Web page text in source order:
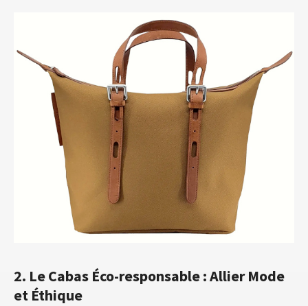
2. Le Cabas Éco-responsable : Allier Mode
et Éthique